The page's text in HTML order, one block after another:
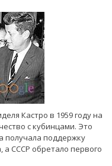
Кастро в 1959 году на
с кубинцами. Это
получала поддержку
СССР обретало первого